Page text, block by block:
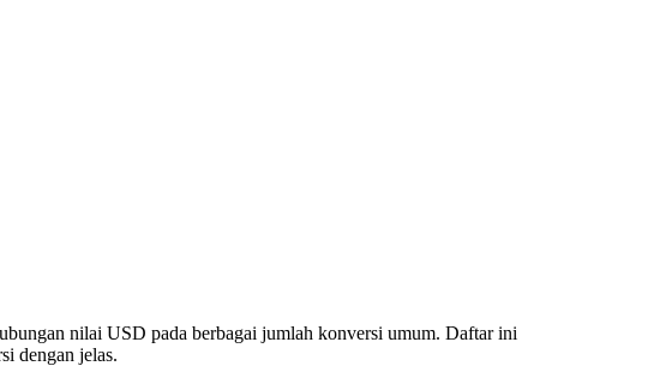
nilai USD pada berbagai jumlah konversi umum. Daftar ini
dengan jelas.